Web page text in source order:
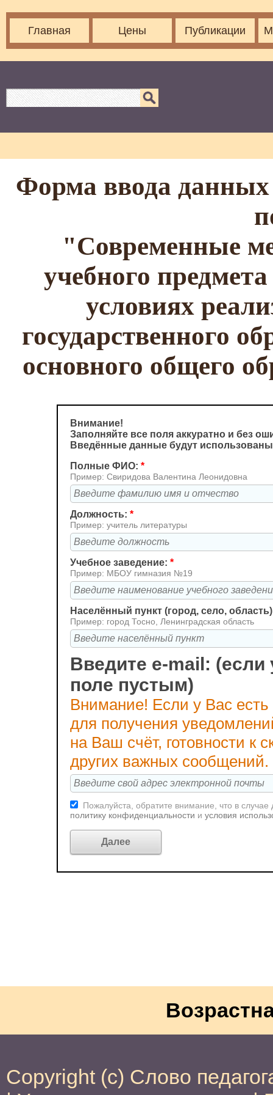
Главная Цены Публикации
Форма ввода данных
"Современные
учебного
условиях
государственного
основного общего
Внимание!
Заполняйте все поля аккуратно и без
Введённые данные будут
Полные ФИО: *
Пример: Свиридова Валентина Леонидовна
Должность: *
Пример: учитель литературы
Учебное заведение: *
Пример: МБОУ гимназия №19
Населённый пункт (город, село,
Пример: город Тосно, Ленинградская область
Введите e-mail: (если
поле пустым)
Внимание! Если у Вас
для получения
на Ваш счёт, готовности к
других важных сообщений.
Пожалуйста, обратите внимание, что в
политику конфиденциальности и условия
Copyright (c) Слово